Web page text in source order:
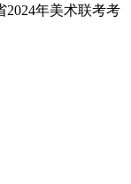
2024年美术联考考